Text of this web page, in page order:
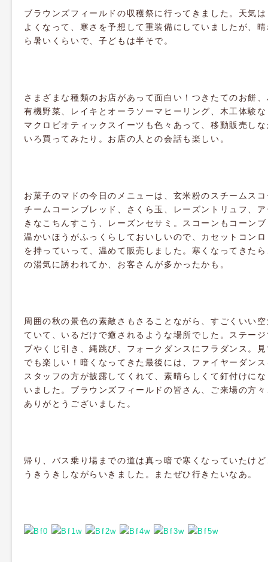
ブラウンズフィールドの収穫祭に行ってきました。天気
よくなって、寒さを予想して重装備にしていましたが、
ら暑いくらいで、子どもは半そで。
さまざまな種類のお店があって面白い！つきたてのお餅
有機野菜、レイキとオーラソーマヒーリング、木工体験
マクロビオティックスイーツも色々あって、移動販売し
いろ買ってみたり。お店の人との会話も楽しい。
お菓子のマドの今日のメニューは、玄米粉のスチームス
チームコーンブレッド、さくら玉、レーズントリュフ、
きなこちんすこう、レーズンセサミ。スコーンもコーン
温かいほうがふっくらしておいしいので、カセットコン
を持っていって、温めて販売しました。寒くなってきた
の湯気に誘われてか、お客さんが多かったかも。
周囲の秋の景色の素敵さもさることながら、すごくいい
ていて、いるだけで癒されるような場所でした。ステー
ブやくじ引き、縄跳び、フォークダンスにフラダンス。
でも楽しい！暗くなってきた最後には、ファイヤーダン
スタッフの方が披露してくれて、素晴らしくて釘付けに
いました。ブラウンズフィールドの皆さん、ご来場の方
ありがとうございました。
帰り、バス乗り場までの道は真っ暗で寒くなっていたけ
うきうきしながらいきました。またぜひ行きたいなあ。